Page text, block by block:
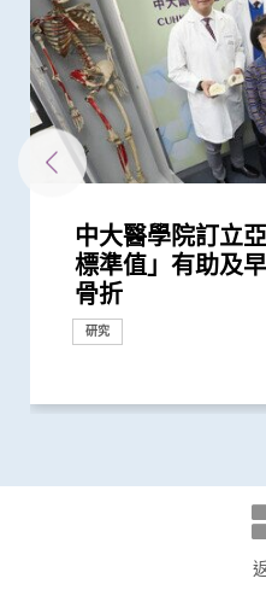
中大醫學院訂立
標準值」有助及
骨折
研究
中大InnoHK神經
心與瑞典企業
備忘錄 推動間充
國際合作
中大全球首創骨
出細胞衰老「開
轉肌少症藥物
研究
中大醫學院與香
忘錄 攜手加強運
里程碑
中大發現調整生
可減輕近七成愛
性脂肪肝病情
研究
中大研究揭示未
一人患上炎症性
每年逾四億港元
研究
中大醫學院開創
組數據庫（
生物群研究
研究
中大研究揭示乙
韋」增長者骨折
研究
中大研究估算在
毒流行期間 半數
研究
醫務衞生局到訪
醫學教研設施 與
流
醫學教育
中大何善衡傳染
捐款
中大醫科生研究
癌發展 可作為獨
教育
中大醫學院與海
新冠患者將手術
風險
國際合作
中大醫學院聯同
作四年 為《刺針
合策略
國際合作
中大醫學院研究
主因 聯同多國專
腫瘤整塊切除術」
研究
中大成功完成全
械人進行內鏡黏
外科創新技術
中大全基因組測
作更精準的遺傳
研究
中大醫學院公布
區研究」結果
研究
嬰兒腸道菌群影
「三歲定八十」
研究
中大研究發現田
患哮喘
研究
患有多囊卵巢綜
風險是非患病人
研究
多元化預防衰老
逾8成「前期衰
老」
研究
中大改良英國胎
檢測方法」 證可
妊娠毒血症檢出率
研究
中大率先引入全
產前診斷
研究
中大新設教學基
培訓
臨床服務
中大率國際研究
新典範
研究
中大公布「動脈
揭示心血管疾病
研究
中大推全球首項
術」檢測卵子質
及女性不育之謎
研究
中大公布全球首
腸道出血」的新
增加患嚴重心血
研究
中大研究發現每
因脂肪肝引致嚴
研究
中大成立周佩芳
設立一站式簡易
訊
研究
中大全球首項研
群組
研究
中大進行亞洲首
康影響的全面流
使用家居清潔劑
研究
中大成立全球首
礙症」研究登記冊
研究
中大港大率先應
心臟手術
研究
中大與全球30多
小中風新藥物療法
研究
中大與多國中風
發現及早評估與
七成中風風險
研究
中大研究發現本
感染HPV病毒 推
染HPV情況
研究
中大就七種常見
個流行病學分析
毒」及「甲型流
研究
中大聯同國際專
因 為治療及預
來新方向
研究
中大推全港首個
醫結合治療先導
並紓緩疲勞及認知
研究
中大公布亞洲首
症」患者生活模
導療程有效減輕病
研究
中大研究「腸道
梭菌感染 治癒率
倍
研究
中大及威院共同
影像系統 輻射量
臨床服務
中大醫學院許樹
評論新沙士文章
施對控制疫情極為
研究
中大推算本地吸
萬購煙草產品 籲
值
研究
中大倡議新藥物
化
研究
中大最新研究揭
精性脂肪肝新症
研究
中大發現本港孕
與25年前未引入
時相若
研究
中大醫科生研究
物依從性未如理
控
研究
中大研究指朋儕
擾之糖尿患者住
研究
中大與養和醫院
患者出現睡眠行
研究
社區衰老狀況篩
社區人口中 過
研究
中大成立一期臨
新藥開發
研究
中大公布香港市
險研究 揭示身心
風險
研究
香港中文大學成
點實驗室 提升
造福人類健康
研究
中大公布香港慢
究並提倡中末期
教育計劃
研究
中大研究發現成
合胞病毒和流感
研究
中大公布小中風
研究
香港和澳門的炎
亞太區首三位 中
增加認知
研究
中大評估及治療
而患有排尿功能
實綜合消炎治療
研究
香港中文大學研
動可以維護與改
大腦功能
研究
中大推全港大型
計劃」 現招募二
偵測早期患者
研究
中大研究揭示輕
語的影響 現招募
劃以探討復康介入
研究
中大發現四成冠
癌前期腫瘤
研究
中大率先研發嶄
療骨腫瘤病人 大
外科創新技術
「醫工合作．完
眾教育活動 分
管理的豐碩成果
健康推廣計劃